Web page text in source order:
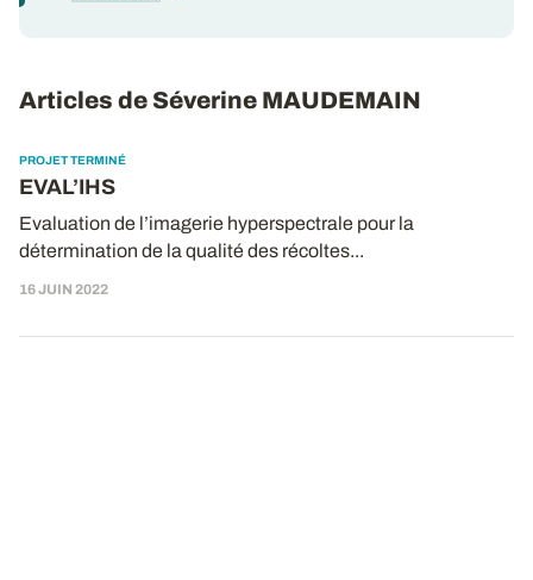
Articles de Séverine MAUDEMAIN
PROJET TERMINÉ
EVAL’IHS
Evaluation de l’imagerie hyperspectrale pour la
détermination de la qualité des récoltes...
16 JUIN 2022